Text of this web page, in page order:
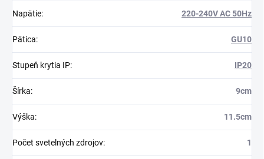
Napätie: 220-240V AC 50Hz
Pätica: GU10
Stupeň krytia IP: IP20
Šírka: 9cm
Výška: 11.5cm
Počet svetelných zdrojov: 1